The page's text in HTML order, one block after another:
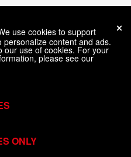
use cookies to support
content and ads.
our use of cookies. For your
please see our
ONLY